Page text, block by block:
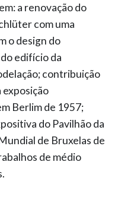
a renovação do
com uma
o design do
edifício da
contribuição
exposição
Berlim de 1957;
do Pavilhão da
de Bruxelas de
de médio